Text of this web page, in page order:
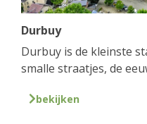
Durbuy
Durbuy is de kleinste
smalle straatjes, de
bekijken